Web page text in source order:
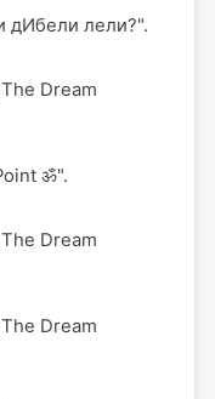
дИбели лели?".
Dream
ॐ".
Dream
Dream